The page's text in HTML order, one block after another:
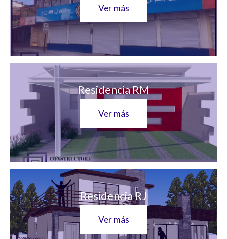
Ver más
Residencia RM
Ver más
Residencia RJ
Ver más